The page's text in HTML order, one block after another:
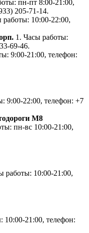
пн-пт 8:00-21:00,
205-71-14.
работы: 10:00-22:00,
1. Часы работы:
69-46.
9:00-21:00, телефон:
9:00-22:00, телефон: +7
М8
пн-вс 10:00-21:00,
работы: 10:00-21:00,
10:00-21:00, телефон: